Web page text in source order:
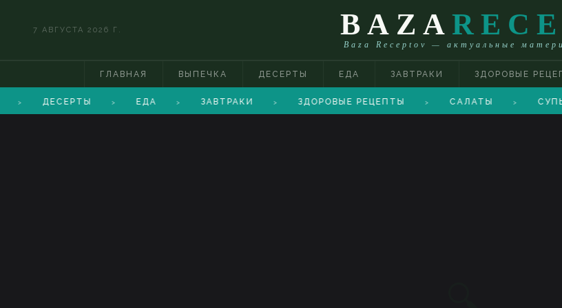
7 АВГУСТА 2026 Г. BAZA
Baza Receptov — актуальные
ГЛАВНАЯ ВЫПЕЧКА ДЕСЕРТЫ ЕДА ЗАВТРАКИ ЗДОРОВЫЕ
> ДЕСЕРТЫ > ЕДА > ЗАВТРАКИ > ЗДОРОВЫЕ РЕЦЕПТЫ > САЛАТЫ >